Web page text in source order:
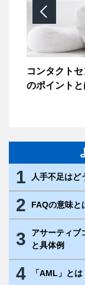
コンタクト
のポイントと
1 人手不足はど
2 FAQの意味と
3
アサーティブ
と具体例
4 「AML」と